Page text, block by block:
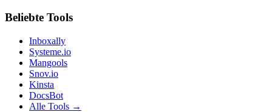
Beliebte Tools
Inboxally
Systeme.io
Mangools
Snov.io
Kinsta
DocsBot
Alle Tools →